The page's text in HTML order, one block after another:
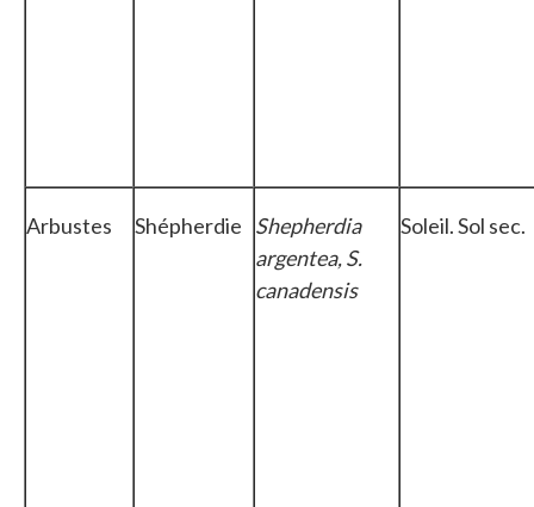
Arbustes Shépherdie Shepherdia
argentea, S.
canadensis
Soleil. Sol sec.